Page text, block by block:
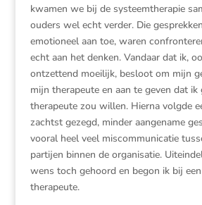
kwamen we bij de systeemtherapie
ouders wel echt verder. Die
emotioneel aan toe, waren
echt aan het denken. Vandaar dat ik,
ontzettend moeilijk, besloot om mijn
mijn therapeute en aan te geven dat ik
therapeute zou willen. Hierna volgde
zachtst gezegd, minder aangename
vooral heel veel miscommunicatie
partijen binnen de organisatie.
wens toch gehoord en begon ik bij
therapeute.